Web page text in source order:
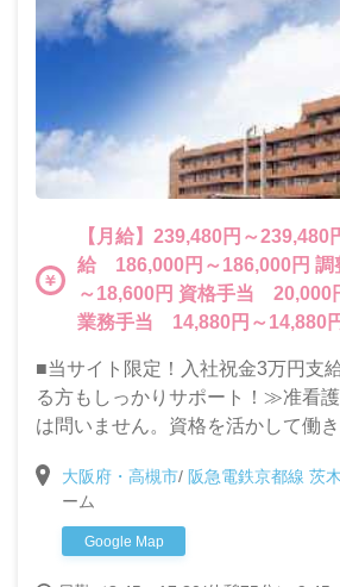
【月給】239,480円～239,480円 ■給与内訳 基
給 186,000円～186,000円
～18,600円 資格手当 20,000
業務手当 14,880円～14,880
■当サイト限定！入社祝金3万円支
る方もしっかりサポート！≫准看
は問いません。資格を活かして働
大阪府・高槻市/ 阪急電鉄京都線 茨
ーム
Google Map